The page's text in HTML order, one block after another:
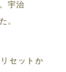
宇治
。
セットか